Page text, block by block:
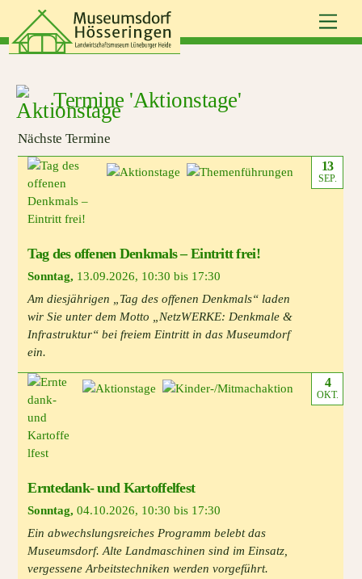
content
Termine 'Aktionstage'
Nächste Termine
Tag des offenen Denkmals – Eintritt frei!
Sonntag, 13.09.2026, 10:30 bis 17:30
Am diesjährigen „Tag des offenen Denkmals“ laden
wir Sie unter dem Motto „NetzWERKE: Denkmale &
Infrastruktur“ bei freiem Eintritt in das Museumdorf
ein.
13
SEP.
Erntedank- und Kartoffelfest
Sonntag,04.10.2026, 10:30 bis 17:30
Ein abwechslungsreiches Programm belebt das
Museumsdorf. Alte Landmaschinen sind im Einsatz,
vergessene Arbeitstechniken werden vorgeführt.
4
OKT.